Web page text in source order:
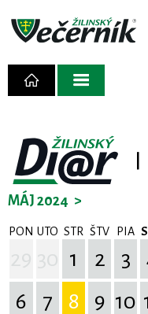
MÁJ 2024 >
PON UTO STR ŠTV PIA
1 2 3
6
7 8 9 10